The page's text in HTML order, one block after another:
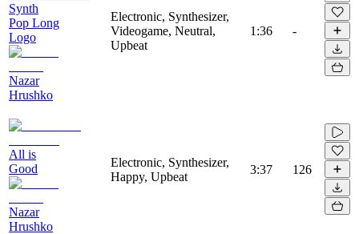
Synth
Pop Long
Logo
Nazar
Hrushko
Electronic, Synthesizer,
Videogame, Neutral,
Upbeat
1:36 -
All is
Good
Nazar
Hrushko
Electronic, Synthesizer,
Happy, Upbeat
3:37 126